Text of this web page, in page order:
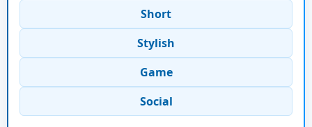
Short
Stylish
Game
Social